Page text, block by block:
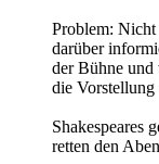
Problem: Nicht
darüber
der Bühne und
die Vorstellung
Shakespeares
retten den